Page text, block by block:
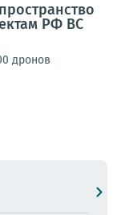
РФ ВС
дронов